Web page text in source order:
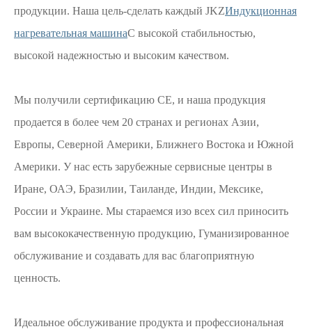
продукции. Наша цель-сделать каждый JKZИндукционная
нагревательная машинаС высокой стабильностью,
высокой надежностью и высоким качеством.
Мы получили сертификацию CE, и наша продукция
продается в более чем 20 странах и регионах Азии,
Европы, Северной Америки, Ближнего Востока и Южной
Америки. У нас есть зарубежные сервисные центры в
Иране, ОАЭ, Бразилии, Таиланде, Индии, Мексике,
России и Украине. Мы стараемся изо всех сил приносить
вам высококачественную продукцию, Гуманизированное
обслуживание и создавать для вас благоприятную
ценность.
Идеальное обслуживание продукта и профессиональная